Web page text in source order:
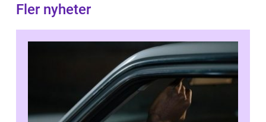
Fler nyheter